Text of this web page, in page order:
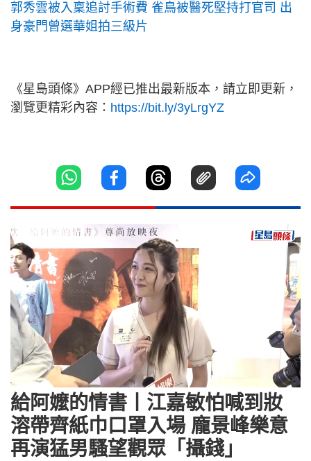
郭秀雲被入稟追討手術費 雀鳥被醫死堅持打官司 出
身豪門曾選華姐拍三級片
《星島頭條》APP經已推出最新版本，請立即更新，
瀏覽更精彩內容： https://bit.ly/3yLrgYZ
UnmuteLoaded :
5.45%
給阿嬤的情書丨江嘉敏怕喊到妝
溶帶齊紙巾口罩入場 龐景峰樂意
再演猛男騷望觀眾「攝錢」